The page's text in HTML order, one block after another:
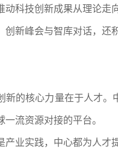
科技创新成果从理论走
创新峰会与智库对话，还
新的核心力量在于人才
流资源对接的平台。
业实践，中心都为人才